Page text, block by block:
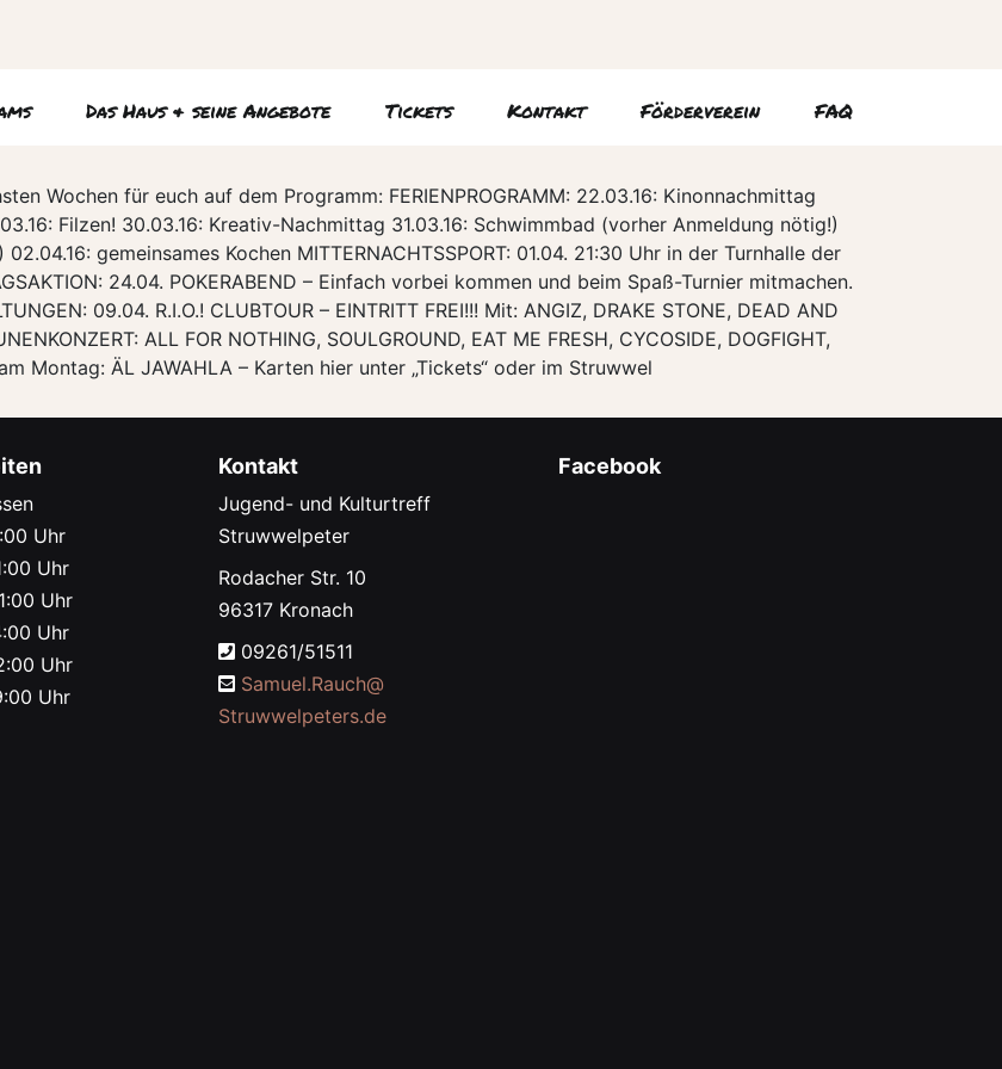
Das Haus & seine Angebote Tickets Kontakt Förderverein FAQ
Wochen für euch auf dem Programm: FERIENPROGRAMM: 22.03.16: Kinonnachmittag
Filzen! 30.03.16: Kreativ-Nachmittag 31.03.16: Schwimmbad (vorher Anmeldung nötig!)
gemeinsames Kochen MITTERNACHTSSPORT: 01.04. 21:30 Uhr in der Turnhalle der
24.04. POKERABEND – Einfach vorbei kommen und beim Spaß-Turnier mitmachen.
09.04. R.I.O.! CLUBTOUR – EINTRITT FREI!!! Mit: ANGIZ, DRAKE STONE, DEAD AND
ALL FOR NOTHING, SOULGROUND, EAT ME FRESH, CYCOSIDE, DOGFIGHT,
Montag: ÄL JAWAHLA – Karten hier unter „Tickets“ oder im Struwwel
Uhr
Uhr
Uhr
Uhr
Uhr
Uhr
Kontakt
Jugend- und Kulturtreff
Struwwelpeter
Rodacher Str. 10
96317 Kronach
09261/51511
Samuel.Rauch@
Struwwelpeters.de
Facebook